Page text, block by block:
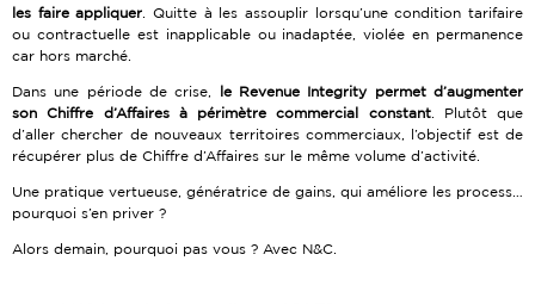
les faire appliquer . Quitte à les assouplir lorsqu’une condition tarifaire
ou contractuelle est inapplicable ou inadaptée, violée en permanence
car hors marché.
Dans une période de crise,
le Revenue Integrity permet d’augmenter
son Chiffre d’Affaires à périmètre commercial constant. Plutôt que
d’aller chercher de nouveaux territoires commerciaux, l’objectif est de
récupérer plus de Chiffre d’Affaires sur le même volume d’activité.
Une pratique vertueuse, génératrice de gains, qui améliore les process…
pourquoi s’en priver ?
Alors demain, pourquoi pas vous ? Avec N&C.